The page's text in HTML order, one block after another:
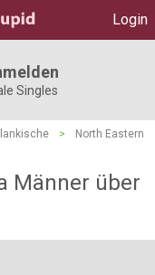
Login
Singles
>
North Eastern
Männer über